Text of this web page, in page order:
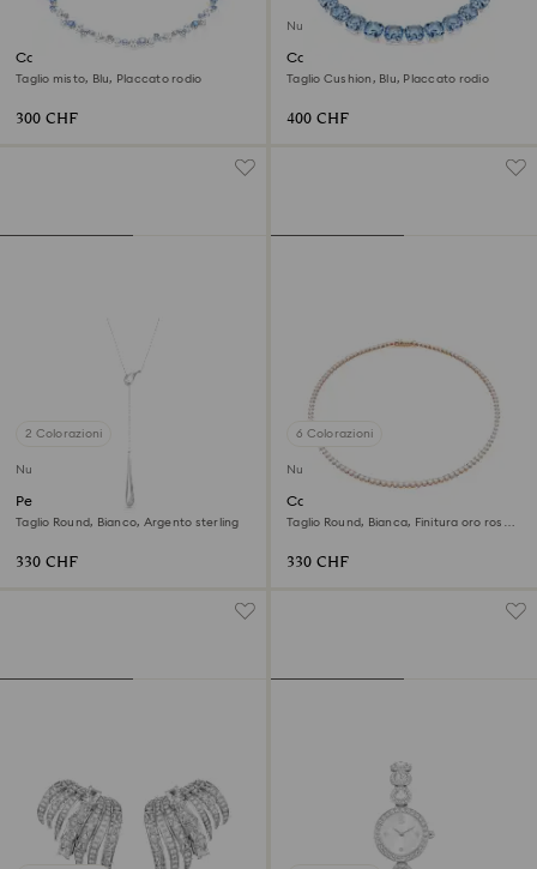
Collana Constella
Taglio misto, Blu, Placcato rodio
300 CHF
Nuovo
Collana Millenia
Taglio Cushion, Blu, Placcato rodio
400 CHF
2 Colorazioni
Nuovo
Pendente a Y Swarovski
Classica
Taglio Round, Bianco, Argento sterling
330 CHF
6 Colorazioni
Nuovo
Collana Tennis Matrix
Taglio Round, Bianca, Finitura oro rosa
330 CHF